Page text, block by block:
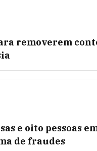
removerem
e oito pessoas
de fraudes